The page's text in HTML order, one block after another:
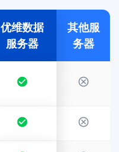
优维数据
服务器
其他服
务器